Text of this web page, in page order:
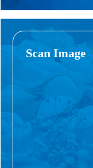
Scan Image